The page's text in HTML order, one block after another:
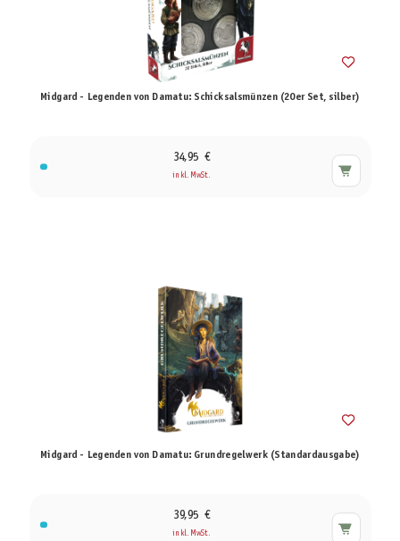
Midgard - Legenden von Damatu: Schicksalsmünzen (20er Set, silber)
34,95 €
inkl. MwSt.
Midgard - Legenden von Damatu: Grundregelwerk (Standardausgabe)
39,95 €
inkl. MwSt.